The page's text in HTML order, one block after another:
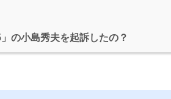
の小島秀夫を起訴したの？